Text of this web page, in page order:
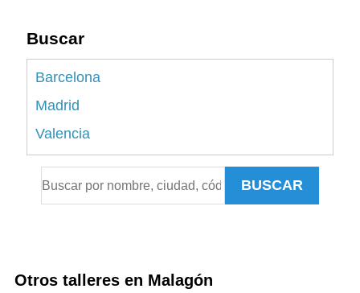
Buscar
Barcelona
Madrid
Valencia
Sevilla
A Coruña
BUSCAR
Otros talleres en Malagón